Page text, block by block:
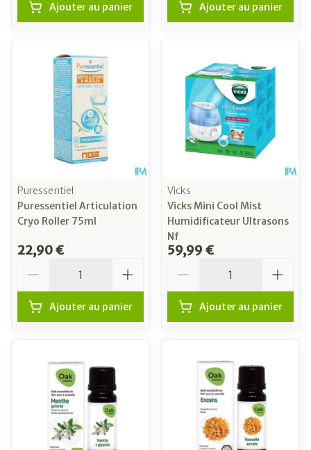
Ajouter au panier Ajouter au panier
Puressentiel
Puressentiel Articulation
Cryo Roller 75ml
22,90 €
Ajouter au panier
Vicks
Vicks Mini Cool Mist
Humidificateur Ultrasons
Nf
59,99 €
Ajouter au panier